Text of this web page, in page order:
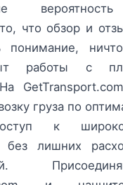
что обзор и
понимание,
работы с
груза по
к
без лишних